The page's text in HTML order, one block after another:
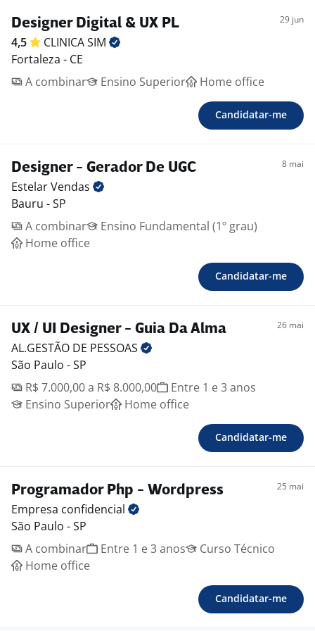
Resiliente revisões e mudanças de rota fazem parte,
não são problema
Focado em solução, não em reclamação
Prioriza o sem perder o importante de vista
Ambiente dinâmico te motiva, não te paralisa
Designer Digital & UX PL 29 jun
4,5 CLINICASIM
Fortaleza - CE
A combinar
Ensino Superior Home office
Candidatar-me
Designer - Gerador De UGC 8 mai
EstelarVendas
Bauru - SP
A combinar
Ensino Fundamental (1º grau)
Home office
Candidatar-me
UX / UI Designer - Guia Da Alma 26 mai
AL.GESTÃO DE PESSOAS
São Paulo - SP
R$ 7.000,00 a R$ 8.000,00
Entre 1 e 3 anos
Ensino Superior
Home office
Candidatar-me
Programador Php - Wordpress 25 mai
Empresa confidencial
São Paulo - SP
A combinar
Entre 1 e 3 anos
Curso Técnico
Home office
Candidatar-me